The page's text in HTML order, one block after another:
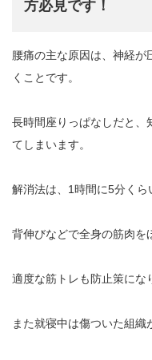
方必見です！
腰痛の主な原因は、神経が
くことです。
長時間座りっぱなしだと、
てしまいます。
解消法は、1時間に5分くら
背伸びなどで全身の筋肉を
適度な筋トレも防止策にな
また就寝中は傷ついた組織